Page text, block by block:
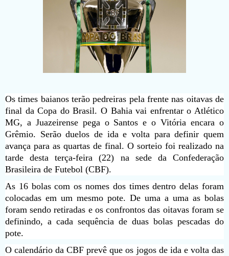
Os times baianos terão pedreiras pela frente nas oitavas de
final da Copa do Brasil. O Bahia vai enfrentar o Atlético
MG, a Juazeirense pega o Santos e o Vitória encara o
Grêmio. Serão duelos de ida e volta para definir quem
avança para as quartas de final. O sorteio foi realizado na
tarde desta terça-feira (22) na sede da Confederação
Brasileira de Futebol (CBF).
As 16 bolas com os nomes dos times dentro delas foram
colocadas em um mesmo pote. De uma a uma as bolas
foram sendo retiradas e os confrontos das oitavas foram se
definindo, a cada sequência de duas bolas pescadas do
pote.
O calendário da CBF prevê que os jogos de ida e volta das